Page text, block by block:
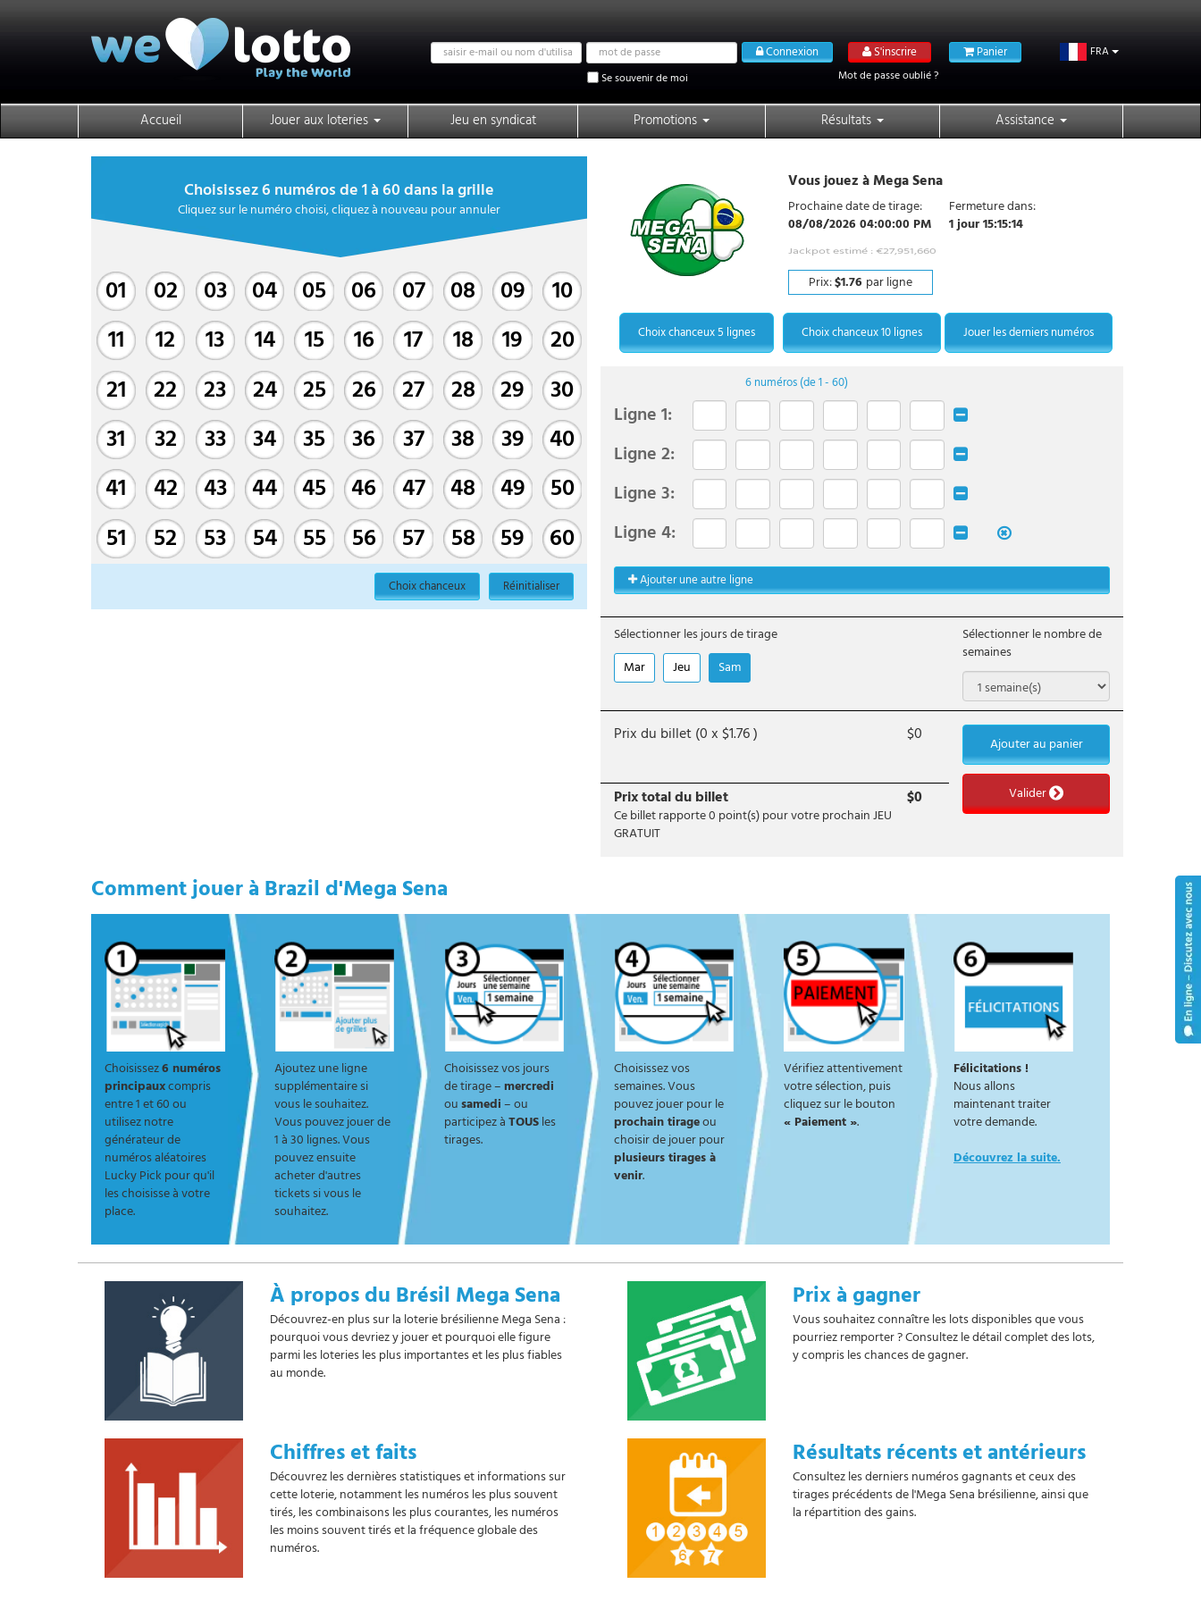
Email
address
Password Connexion
Se souvenir de moi
S'inscrire
Mot de passe oublié ?
Panier FRA
Accueil Jouer aux loteries Jeu en syndicat Promotions Résultats Assistance
Choisissez 6 numéros de 1 à 60 dans la grille
Cliquez sur le numéro choisi, cliquez à nouveau pour annuler
01 02 03 04 05 06 07 08 09
10
11
12 13 14 15 16 17 18 19
20
21
22 23 24 25 26 27 28 29
30
31
32 33 34 35 36 37 38 39
40
41
42 43 44 45 46 47 48 49
50
51
52 53 54 55 56 57 58 59 60
Réinitialiser
Choix chanceux
Vous jouez à Mega Sena
Prochaine date de tirage:
08/08/2026 04:00:00 PM
Fermeture dans:
1 jour 15:15:14
Jackpot estimé : €27,951,660
Prix:$1.76 par ligne
Choix chanceux 5 lignes Choix chanceux 10 lignes Jouer les derniers numéros
6numéros (de 1 - 60)
Ligne1:
Ligne2:
Ligne3:
Ligne4:
Ajouter une autre ligne
Sélectionner les jours de tirage
Mar
Jeu Sam
Sélectionner le nombre de
semaines
Prix du billet (0x $1.76) $0 Ajouter au panier
Prix total du billet $0
Ce billet rapporte0 point(s) pour votre prochain JEU
GRATUIT
Valider
Comment jouer à Brazil d'Mega Sena
Choisissez6 numéros
principauxcompris
entre 1 et 60 ou
utilisez notre
générateur de
numéros aléatoires
Lucky Pick pour qu'il
les choisisse à votre
place.
Ajoutez une ligne
supplémentaire si
vous le souhaitez.
Vous pouvez jouer de
1 à 30 lignes. Vous
pouvez ensuite
acheter d'autres
tickets si vous le
souhaitez.
Choisissez vos jours
de tirage –mercredi
ousamedi– ou
participez àTOUSles
tirages.
Choisissez vos
semaines. Vous
pouvez jouer pour le
prochain tirageou
choisir de jouer pour
plusieurs tirages à
venir.
Vérifiez attentivement
votre sélection, puis
cliquez sur le bouton
« Paiement ».
Félicitations !
Nous allons
maintenant traiter
votre demande.
Découvrez la suite.
À propos du Brésil Mega Sena
Découvrez-en plus sur la loterie brésilienne Mega Sena :
pourquoi vous devriez y jouer et pourquoi elle figure
parmi les loteries les plus importantes et les plus fiables
au monde.
Prix à gagner
Vous souhaitez connaître les lots disponibles que vous
pourriez remporter ? Consultez le détail complet des lots,
y compris les chances de gagner.
Chiffres et faits
Découvrez les dernières statistiques et informations sur
cette loterie, notamment les numéros les plus souvent
tirés, les combinaisons les plus courantes, les numéros
les moins souvent tirés et la fréquence globale des
numéros.
Résultats récents et antérieurs
Consultez les derniers numéros gagnants et ceux des
tirages précédents de l'Mega Sena brésilienne, ainsi que
la répartition des gains.